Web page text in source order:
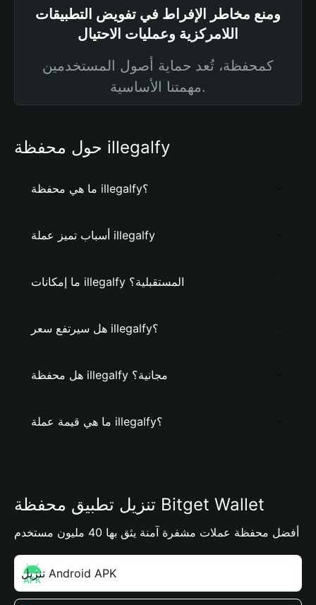
ومنع مخاطر الإفراط في تفويض التطبيقات
اللامركزية وعمليات الاحتيال
كمحفظة، تُعد حماية أصول المستخدمين
مهمتنا الأساسية.
حول محفظة illegalfy
ما هي محفظة illegalfy؟
أسباب تميز عملة illegalfy
ما إمكانات illegalfy المستقبلية؟
هل سيرتفع سعر illegalfy؟
هل محفظة illegalfy مجانية؟
ما هي قيمة عملة illegalfy؟
تنزيل تطبيق محفظة Bitget Wallet
أفضل محفظة عملات مشفرة آمنة يثق بها 40 مليون مستخدم
تنزيل Android APK